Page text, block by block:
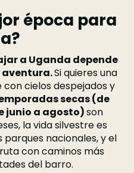
época para
a Uganda depende
aventura.Si quieres una
cielos despejados y
secas (de
junio a agosto)son
la vida silvestre es
nacionales, y el
con caminos más
del barro.